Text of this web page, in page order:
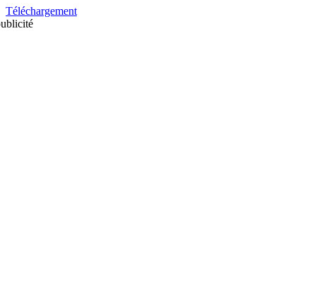
Téléchargement